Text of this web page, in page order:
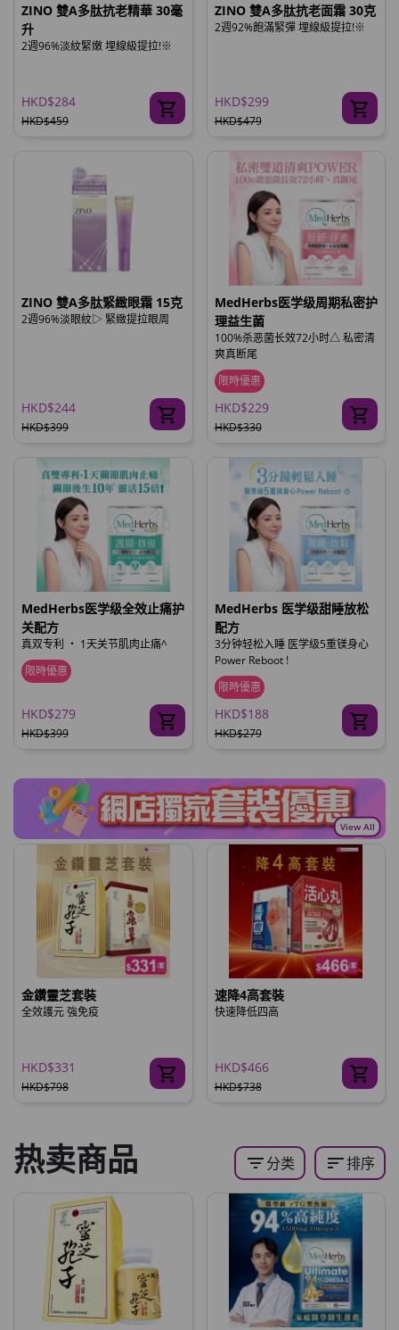
ZINO 雙A多肽抗老精華 30毫
升
2週96%淡紋緊嫩 埋線級提拉!※
HKD$284
HKD$459
ZINO 雙A多肽抗老面霜 30克
2週92%飽滿緊彈 埋線級提拉!※
HKD$299
HKD$479
ZINO 雙A多肽緊緻眼霜 15克
2週96%淡眼紋▷ 緊緻提拉眼周
HKD$244
HKD$399
MedHerbs医学级周期私密护
理益生菌
100%杀恶菌长效72小时△ 私密清
爽真断尾
限時優惠
HKD$229
HKD$330
MedHerbs医学级全效止痛护
关配方
真双专利 ‧ 1天关节肌肉止痛^
限時優惠
HKD$279
HKD$399
MedHerbs 医学级甜睡放松
配方
3分钟轻松入睡 医学级5重镁身心
Power Reboot !
限時優惠
HKD$188
HKD$279
View All
金鑽靈芝套裝
全效護元 強免疫
HKD$331
HKD$798
速降4高套裝
快速降低四高
HKD$466
HKD$738
热卖商品 filter_list分类 sort排序